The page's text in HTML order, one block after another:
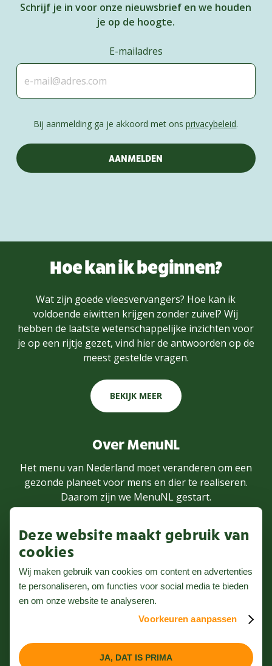
Deze website maakt gebruik van
cookies
Wij maken gebruik van cookies om content en advertenties
te personaliseren, om functies voor social media te bieden
en om onze website te analyseren.
Voorkeuren aanpassen
JA, DAT IS PRIMA
Schrijf je in voor onze nieuwsbrief en we houden
je op de hoogte.
E-mailadres
Bij aanmelding ga je akkoord met onsprivacybeleid.
Hoe kan ik beginnen?
Wat zijn goede vleesvervangers? Hoe kan ik
voldoende eiwitten krijgen zonder zuivel? Wij
hebben de laatste wetenschappelijke inzichten voor
je op een rijtje gezet, vind hier de antwoorden op de
meest gestelde vragen.
BEKIJK MEER
Over MenuNL
Het menu van Nederland moet veranderen om een
gezonde planeet voor mens en dier te realiseren.
Daarom zijn we MenuNL gestart.
MEER WETEN
Volg ons op Instagram
Nieuwsbrief